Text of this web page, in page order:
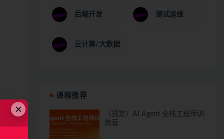
后端开发 测试运维
云计算/大数据
课程推荐
（预定）AI Agent 全栈工程师训
练营
×